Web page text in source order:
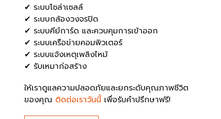
✔ ระบบโซล่าเซลล์
✔ ระบบกล้องวงจรปิด
✔ ระบบคีย์การ์ด และควบคุมการเข้าออก
✔ ระบบเครือข่ายคอมพิวเตอร์
✔ ระบบแจ้งเหตุเพลิงไหม้
✔ รับเหมาก่อสร้าง
ให้เราดูแลความปลอดภัยและยกระดับคุณภาพชีวิต
ของคุณ ติดต่อเราวันนี้ เพื่อรับคำปรึกษาฟรี!